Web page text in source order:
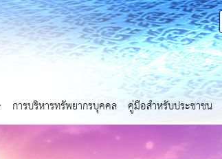
การบริหารทรัพยากรบุคคล คู่มือสำหรับประชาชน